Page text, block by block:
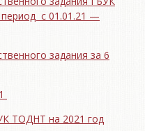
с 01.01.21 —
задания за 6
ТОДНТ на 2021 год